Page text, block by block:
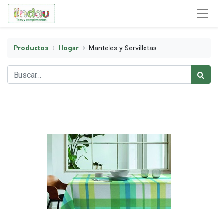
Productos Hogar Manteles y Servilletas